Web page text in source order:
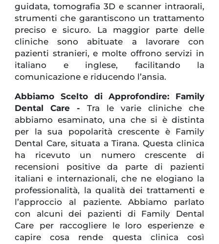
guidata, tomografia 3D e scanner intraorali,
strumenti che garantiscono un trattamento
preciso e sicuro. La maggior parte delle
cliniche sono abituate a lavorare con
pazienti stranieri, e molte offrono servizi in
italiano e inglese, facilitando la
comunicazione e riducendo l’ansia.
Abbiamo Scelto di Approfondire: Family
Dental Care - Tra le varie cliniche che
abbiamo esaminato, una che si è distinta
per la sua popolarità crescente è Family
Dental Care, situata a Tirana. Questa clinica
ha ricevuto un numero crescente di
recensioni positive da parte di pazienti
italiani e internazionali, che ne elogiano la
professionalità, la qualità dei trattamenti e
l’approccio al paziente. Abbiamo parlato
con alcuni dei pazienti di Family Dental
Care per raccogliere le loro esperienze e
capire cosa rende questa clinica così